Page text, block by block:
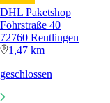
DHL Paketshop
Föhrstraße 40
72760 Reutlingen
1,47 km
geschlossen